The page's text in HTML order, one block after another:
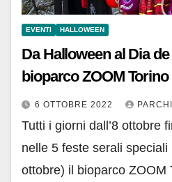
EVENTI HALLOWEEN
Da Halloween al Dia
bioparco ZOOM Torino
6 OTTOBRE 2022
Tutti i giorni dall’8 ottobre
nelle 5 feste serali
ottobre) il bioparco ZOOM